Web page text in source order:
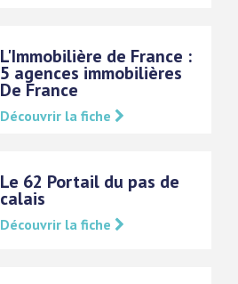
L'Immobilière de France :
5 agences immobilières
De France
Découvrir la fiche
Le 62 Portail du pas de
calais
Découvrir la fiche